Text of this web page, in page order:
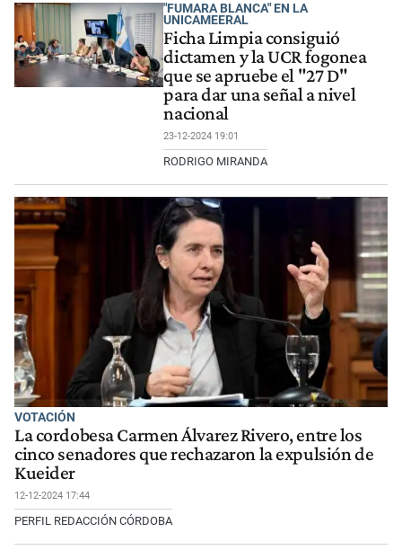
"FUMARA BLANCA" EN LA
UNICAMEERAL
Ficha Limpia consiguió
dictamen y la UCR fogonea
que se apruebe el "27 D"
para dar una señal a nivel
nacional
23-12-2024 19:01
RODRIGO MIRANDA
VOTACIÓN
La cordobesa Carmen Álvarez Rivero, entre los
cinco senadores que rechazaron la expulsión de
Kueider
12-12-2024 17:44
PERFIL REDACCIÓN CÓRDOBA